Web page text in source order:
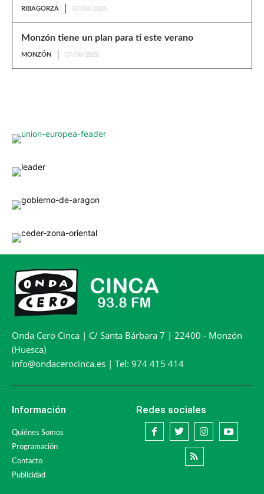
RIBAGORZA 07/08/2026
Monzón tiene un plan para ti este verano
MONZÓN 07/08/2026
Onda Cero Cinca | C/ Santa Bárbara 7 | 22400 - Monzón
(Huesca)
info@ondacerocinca.es | Tel: 974 415 414
Información
Quiénes Somos
Programación
Contacto
Publicidad
Redes sociales